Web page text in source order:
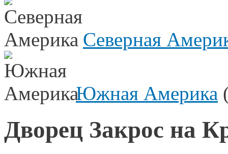
Северная
Южная Америка
Дворец Закрос на